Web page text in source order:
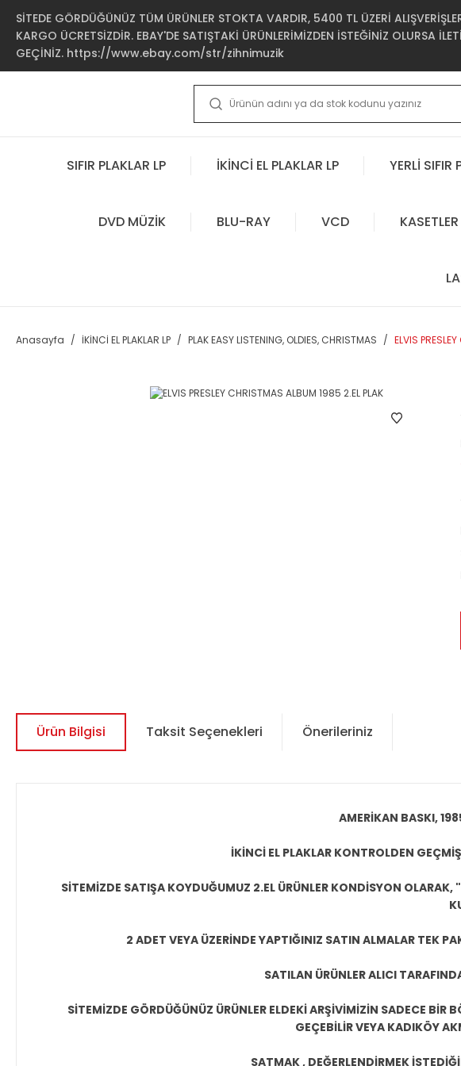
SİTEDE GÖRDÜĞÜNÜZ TÜM ÜRÜNLER STOKTA VARDIR, 5400 TL ÜZERİ
KARGO ÜCRETSİZDİR. EBAY'DE SATIŞTAKİ ÜRÜNLERİMİZDEN İSTEĞİNİZ OLURSA
GEÇİNİZ. https://www.ebay.com/str/zihnimuzik
SIFIR PLAKLAR LP İKİNCİ EL PLAKLAR LP YERLİ SIFIR
DVD MÜZİK BLU-RAY VCD KASETLER
Anasayfa İKİNCİ EL PLAKLAR LP PLAK EASY LISTENING, OLDIES, CHRISTMAS ELVIS
Ürün Bilgisi Taksit Seçenekleri Önerileriniz
AMERİKAN BASKI,
İKİNCİ EL PLAKLAR KONTROLDEN
SİTEMİZDE SATIŞA KOYDUĞUMUZ 2.EL ÜRÜNLER KONDİSYON
2 ADET VEYA ÜZERİNDE YAPTIĞINIZ SATIN ALMALAR TEK
SATILAN ÜRÜNLER ALICI
SİTEMİZDE GÖRDÜĞÜNÜZ ÜRÜNLER ELDEKİ ARŞİVİMİZİN SADECE
GEÇEBİLİR VEYA KADIKÖY
SATMAK , DEĞERLENDİRMEK